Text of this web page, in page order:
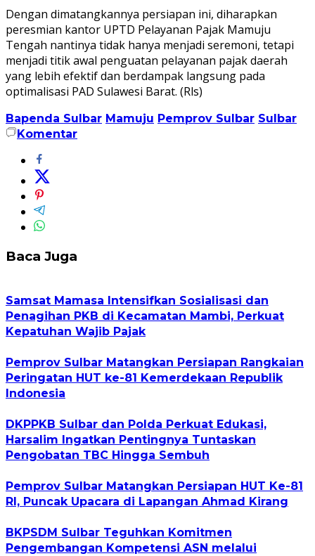
Dengan dimatangkannya persiapan ini, diharapkan
peresmian kantor UPTD Pelayanan Pajak Mamuju
Tengah nantinya tidak hanya menjadi seremoni, tetapi
menjadi titik awal penguatan pelayanan pajak daerah
yang lebih efektif dan berdampak langsung pada
optimalisasi PAD Sulawesi Barat. (Rls)
Bapenda Sulbar Mamuju Pemprov Sulbar Sulbar
Komentar
Baca Juga
Samsat Mamasa Intensifkan Sosialisasi dan
Penagihan PKB di Kecamatan Mambi, Perkuat
Kepatuhan Wajib Pajak
Pemprov Sulbar Matangkan Persiapan Rangkaian
Peringatan HUT ke-81 Kemerdekaan Republik
Indonesia
DKPPKB Sulbar dan Polda Perkuat Edukasi,
Harsalim Ingatkan Pentingnya Tuntaskan
Pengobatan TBC Hingga Sembuh
Pemprov Sulbar Matangkan Persiapan HUT Ke-81
RI, Puncak Upacara di Lapangan Ahmad Kirang
BKPSDM Sulbar Teguhkan Komitmen
Pengembangan Kompetensi ASN melalui